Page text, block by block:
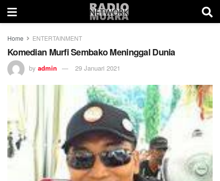
Home ENTERTAINMENT
Komedian Murfi Sembako Meninggal Dunia
by admin 29 Januari 2021